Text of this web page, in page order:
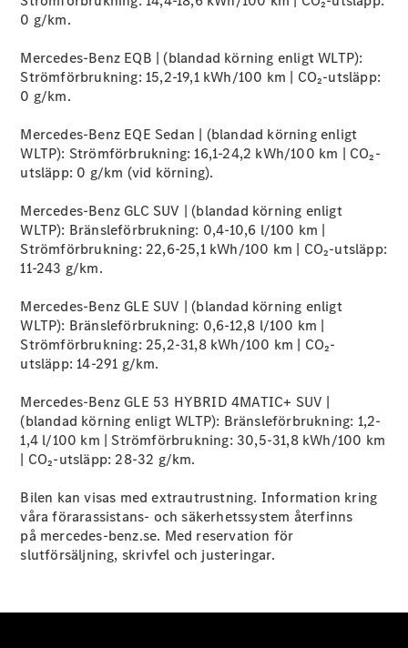
Series
Konfigurator
Mercedes-
Store
Grand Limousine
VLE Elektrisk
Konfigurator
Mercedes-
Benz Online
Store
Familjebilar / Camping van
0 g/km.
Mercedes-Benz EQB | (blandad körning enligt WLTP):
Strömförbrukning: 15,2-19,1 kWh/100 km | CO₂-utsläpp:
0 g/km.
Mercedes-Benz EQE Sedan | (blandad körning enligt
WLTP): Strömförbrukning: 16,1-24,2 kWh/100 km | CO₂-
utsläpp: 0 g/km (vid körning).
Mercedes-Benz GLC SUV | (blandad körning enligt
WLTP): Bränsleförbrukning: 0,4-10,6 l/100 km |
Strömförbrukning: 22,6-25,1 kWh/100 km | CO₂-utsläpp:
11-243 g/km.
Mercedes-Benz GLE SUV | (blandad körning enligt
WLTP): Bränsleförbrukning: 0,6-12,8 l/100 km |
Strömförbrukning: 25,2-31,8 kWh/100 km | CO₂-
utsläpp: 14-291 g/km.
Mercedes-Benz GLE 53 HYBRID 4MATIC+ SUV |
(blandad körning enligt WLTP): Bränsleförbrukning: 1,2-
1,4 l/100 km | Strömförbrukning: 30,5-31,8 kWh/100 km
| CO₂-utsläpp: 28-32 g/km.
Bilen kan visas med extrautrustning. Information kring
våra förarassistans- och säkerhetssystem återfinns
på mercedes-benz.se. Med reservation för
slutförsäljning, skrivfel och justeringar.